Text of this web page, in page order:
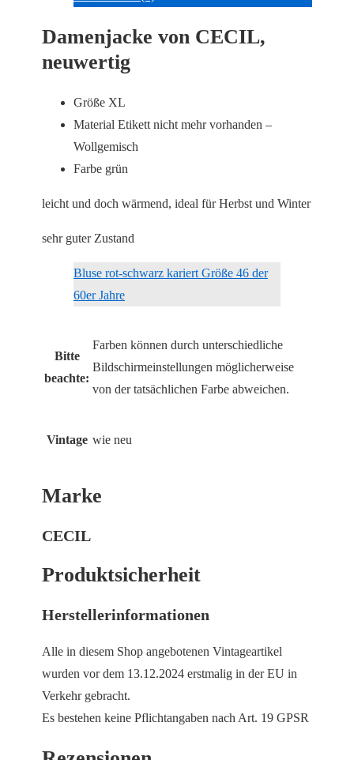
Damenjacke von CECIL,
neuwertig
Größe XL
Material Etikett nicht mehr vorhanden –
Wollgemisch
Farbe grün
leicht und doch wärmend, ideal für Herbst und Winter
sehr guter Zustand
Bluse rot-schwarz kariert Größe 46 der
60er Jahre
Bitte
beachte:
Farben können durch unterschiedliche
Bildschirmeinstellungen möglicherweise
von der tatsächlichen Farbe abweichen.
Vintage wie neu
Marke
CECIL
Produktsicherheit
Herstellerinformationen
Alle in diesem Shop angebotenen Vintageartikel
wurden vor dem 13.12.2024 erstmalig in der EU in
Verkehr gebracht.
Es bestehen keine Pflichtangaben nach Art. 19 GPSR